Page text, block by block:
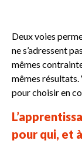
Deux voies
ne s’adressent
mêmes
mêmes
pour choisir en
pour qui, et